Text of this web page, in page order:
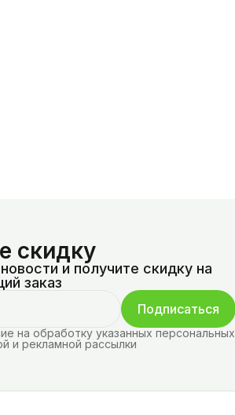
скидку
и получите скидку на
заказ
Подписаться
на обработку указанных персональных
и рекламной рассылки